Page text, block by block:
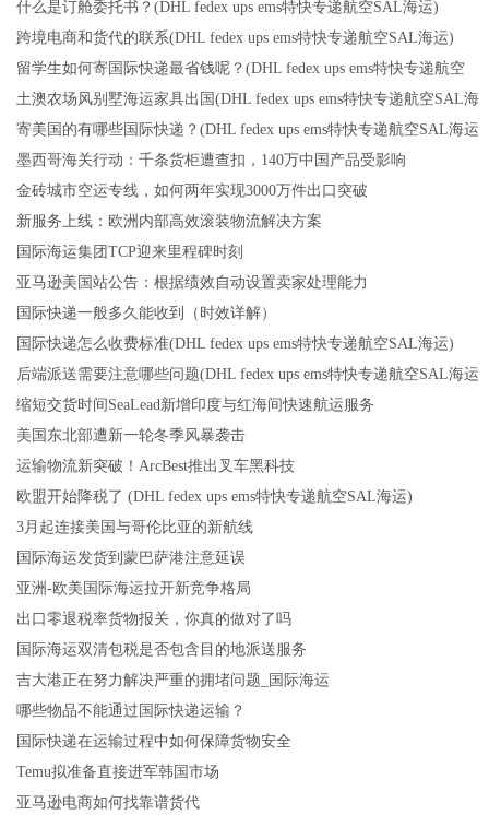
什么是订舱委托书？(DHL fedex ups ems特快专递航空SAL海运)
跨境电商和货代的联系(DHL fedex ups ems特快专递航空SAL海运)
留学生如何寄国际快递最省钱呢？(DHL fedex ups ems特快专递航空
土澳农场风别墅海运家具出国(DHL fedex ups ems特快专递航空SAL海
寄美国的有哪些国际快递？(DHL fedex ups ems特快专递航空SAL海运
墨西哥海关行动：千条货柜遭查扣，140万中国产品受影响
金砖城市空运专线，如何两年实现3000万件出口突破
新服务上线：欧洲内部高效滚装物流解决方案
国际海运集团TCP迎来里程碑时刻
亚马逊美国站公告：根据绩效自动设置卖家处理能力
国际快递一般多久能收到（时效详解）
国际快递怎么收费标准(DHL fedex ups ems特快专递航空SAL海运)
后端派送需要注意哪些问题(DHL fedex ups ems特快专递航空SAL海运
缩短交货时间SeaLead新增印度与红海间快速航运服务
美国东北部遭新一轮冬季风暴袭击
运输物流新突破！ArcBest推出叉车黑科技
欧盟开始降税了 (DHL fedex ups ems特快专递航空SAL海运)
3月起连接美国与哥伦比亚的新航线
国际海运发货到蒙巴萨港注意延误
亚洲-欧美国际海运拉开新竞争格局
出口零退税率货物报关，你真的做对了吗
国际海运双清包税是否包含目的地派送服务
吉大港正在努力解决严重的拥堵问题_国际海运
哪些物品不能通过国际快递运输？
国际快递在运输过程中如何保障货物安全
Temu拟准备直接进军韩国市场
亚马逊电商如何找靠谱货代